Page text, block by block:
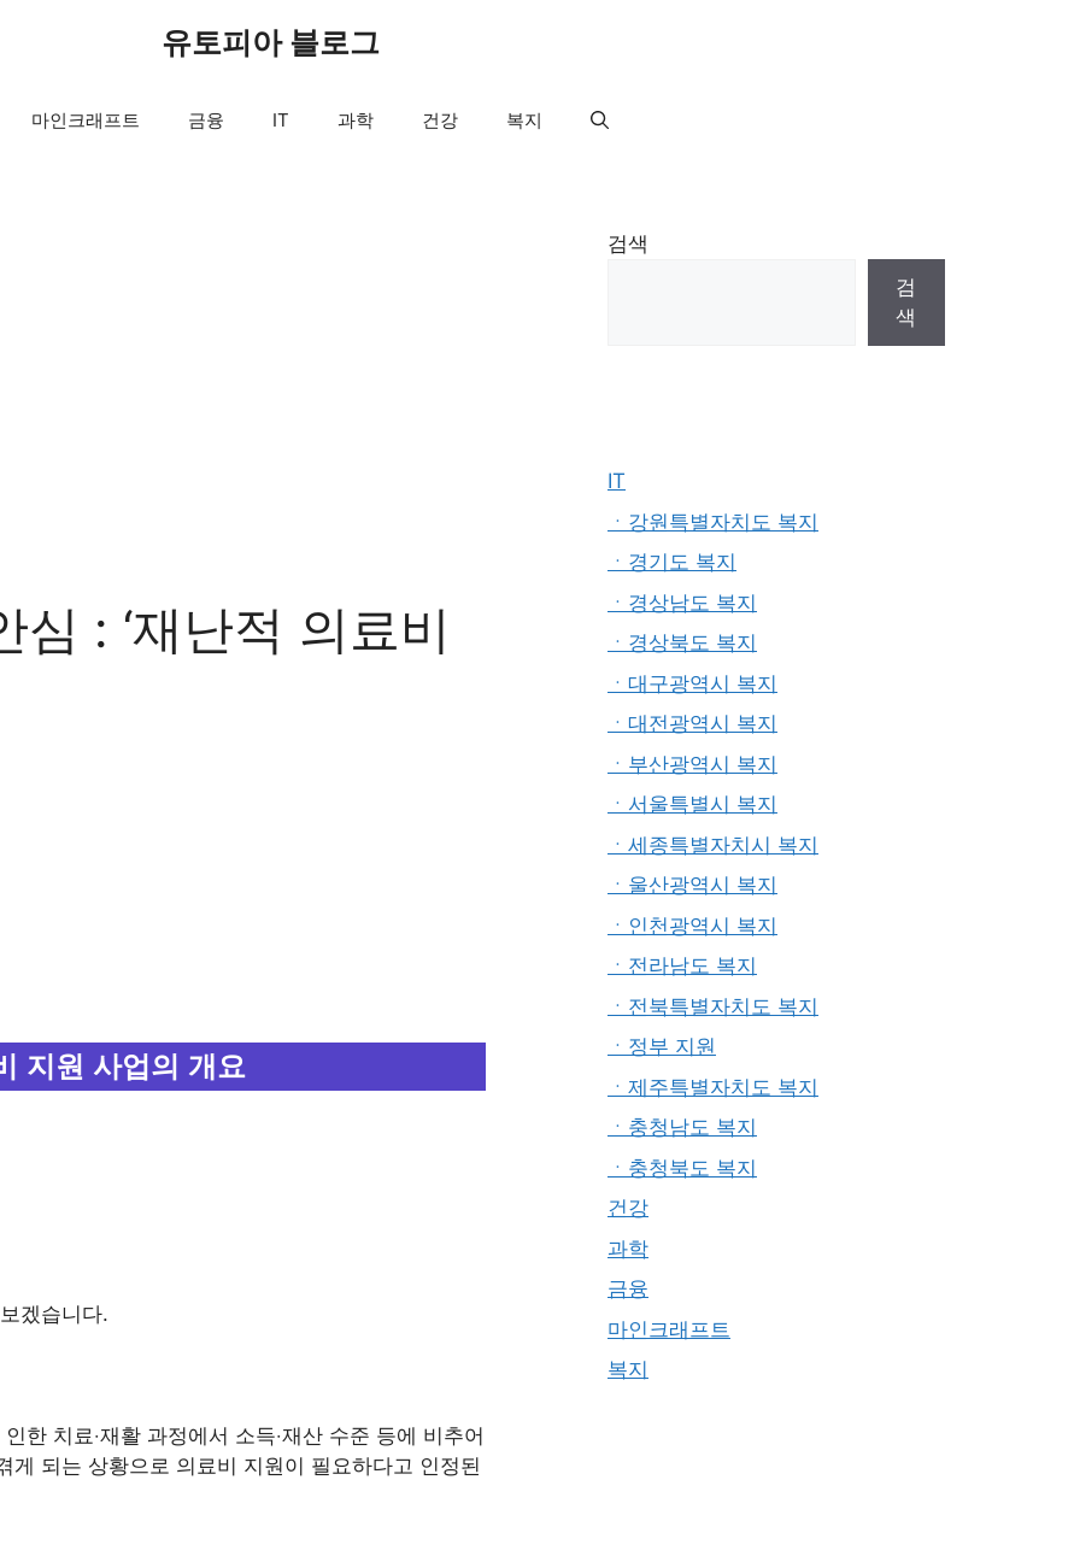
유토피아 블로그
마인크래프트 금융 IT 과학 건강 복지
: ‘재난적 의료비
지원 사업의 개요
겠습니다.
한 치료‧재활 과정에서 소득‧재산 수준 등에 비추어
되는 상황으로 의료비 지원이 필요하다고 인정된
검색
검
색
IT
ㆍ강원특별자치도 복지
ㆍ경기도 복지
ㆍ경상남도 복지
ㆍ경상북도 복지
ㆍ대구광역시 복지
ㆍ대전광역시 복지
ㆍ부산광역시 복지
ㆍ서울특별시 복지
ㆍ세종특별자치시 복지
ㆍ울산광역시 복지
ㆍ인천광역시 복지
ㆍ전라남도 복지
ㆍ전북특별자치도 복지
ㆍ정부 지원
ㆍ제주특별자치도 복지
ㆍ충청남도 복지
ㆍ충청북도 복지
건강
과학
금융
마인크래프트
복지